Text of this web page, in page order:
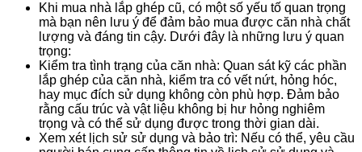
Khi mua nhà lắp ghép cũ, có một số yếu tố quan trọng
mà bạn nên lưu ý để đảm bảo mua được căn nhà chất
lượng và đáng tin cậy. Dưới đây là những lưu ý quan
trọng:
Kiểm tra tình trạng của căn nhà: Quan sát kỹ các phần
lắp ghép của căn nhà, kiểm tra có vết nứt, hỏng hóc,
hay mục đích sử dụng không còn phù hợp. Đảm bảo
rằng cấu trúc và vật liệu không bị hư hỏng nghiêm
trọng và có thể sử dụng được trong thời gian dài.
Xem xét lịch sử sử dụng và bảo trì: Nếu có thể, yêu cầu